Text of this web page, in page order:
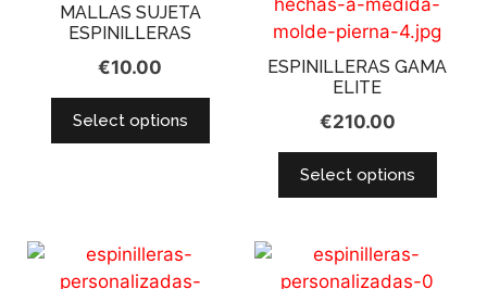
MALLAS SUJETA
ESPINILLERAS
€10.00
Select options
ESPINILLERAS GAMA
ELITE
€210.00
Select options